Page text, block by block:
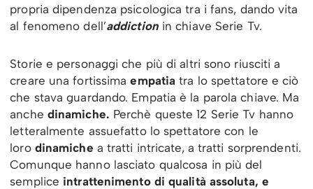
propria dipendenza psicologica tra i fans, dando vita
al fenomeno dell’addiction in chiave Serie Tv.
Storie e personaggi che più di altri sono riusciti a
creare una fortissimaempatiatra lo spettatore e ciò
che stava guardando. Empatia è la parola chiave. Ma
anche dinamiche. Perchè queste 12 Serie Tv hanno
letteralmente assuefatto lo spettatore con le
loro dinamiche a tratti intricate, a tratti sorprendenti.
Comunque hanno lasciato qualcosa in più del
semplice intrattenimento di qualità assoluta, e